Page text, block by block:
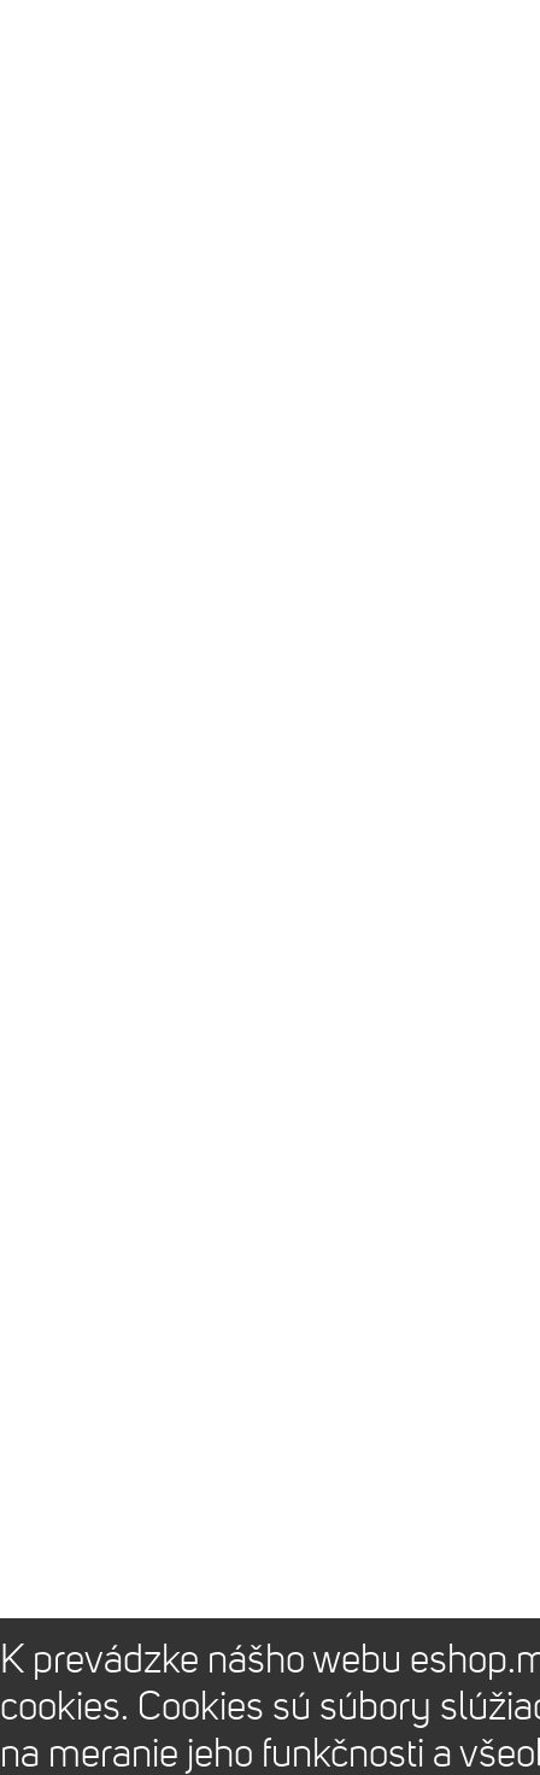
K prevádzke nášho webu
cookies. Cookies sú súbory
na meranie jeho funkčnosti a